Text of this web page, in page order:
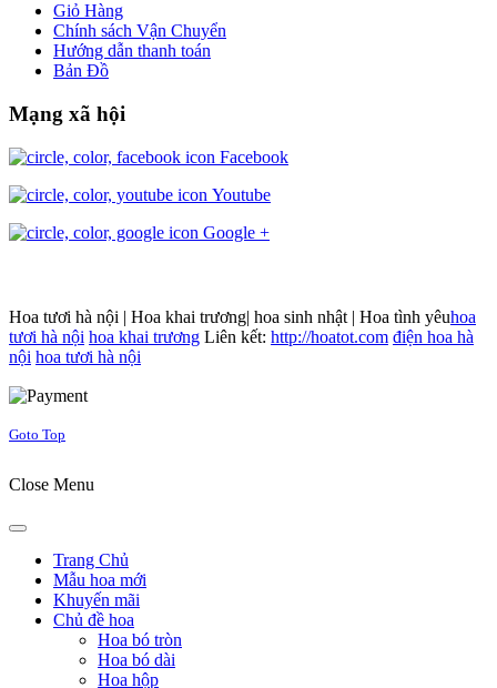
Giỏ Hàng
Chính sách Vận Chuyển
Hướng dẫn thanh toán
Bản Đồ
Mạng xã hội
Facebook
Youtube
Google +
Hoa tươi hà nội | Hoa khai trương| hoa sinh nhật | Hoa tình yêuhoa
tươi hà nội hoa khai trương Liên kết: http://hoatot.com điện hoa hà
nội hoa tươi hà nội
Goto Top
Close Menu
Trang Chủ
Mẫu hoa mới
Khuyến mãi
Chủ đề hoa
Hoa bó tròn
Hoa bó dài
Hoa hộp